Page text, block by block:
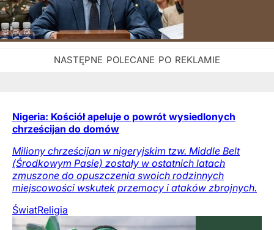
Nigeria: Kościół apeluje o powrót wysiedlonych
chrześcijan do domów
Miliony chrześcijan w nigeryjskim tzw. Middle Belt
(Środkowym Pasie) zostały w ostatnich latach
zmuszone do opuszczenia swoich rodzinnych
miejscowości wskutek przemocy i ataków zbrojnych.
ŚwiatReligia